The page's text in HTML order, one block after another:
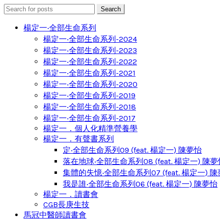
Search
for:
Search
楊定一‧全部生命系列
楊定一‧全部生命系列-2024
楊定一‧全部生命系列-2023
楊定一‧全部生命系列-2022
楊定一‧全部生命系列-2021
楊定一‧全部生命系列-2020
楊定一‧全部生命系列-2019
楊定一‧全部生命系列-2018
楊定一‧全部生命系列-2017
楊定一．個人化精準營養學
楊定一．有聲書系列
定‧全部生命系列09 (feat. 楊定一) 陳夢怡
落在地球‧全部生命系列08 (feat. 楊定一) 陳夢
集體的失憶‧全部生命系列07 (feat. 楊定一) 陳
我是誰‧全部生命系列06 (feat. 楊定一) 陳夢怡
楊定一．讀書會
CGB長庚生技
馬冠中醫師讀書會